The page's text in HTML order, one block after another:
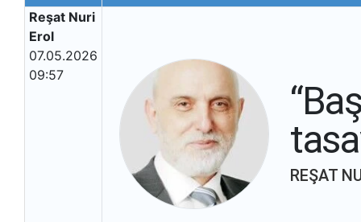
Reşat Nuri
Erol
07.05.2026
09:57
REŞAT